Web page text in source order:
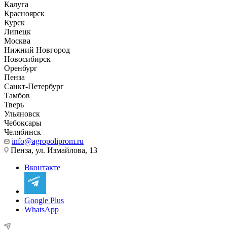
Калуга
Красноярск
Курск
Липецк
Москва
Нижний Новгород
Новосибирск
Оренбург
Пенза
Санкт-Петербург
Тамбов
Тверь
Ульяновск
Чебоксары
Челябинск
info@agropoliprom.ru
Пенза, ул. Измайлова, 13
Вконтакте
Google Plus
WhatsApp